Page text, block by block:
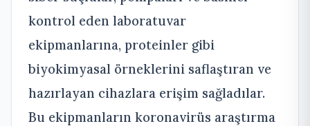
kontrol eden laboratuvar
ekipmanlarına, proteinler gibi
biyokimyasal örneklerini saflaştıran ve
hazırlayan cihazlara erişim sağladılar.
Bu ekipmanların koronavirüs araştırma